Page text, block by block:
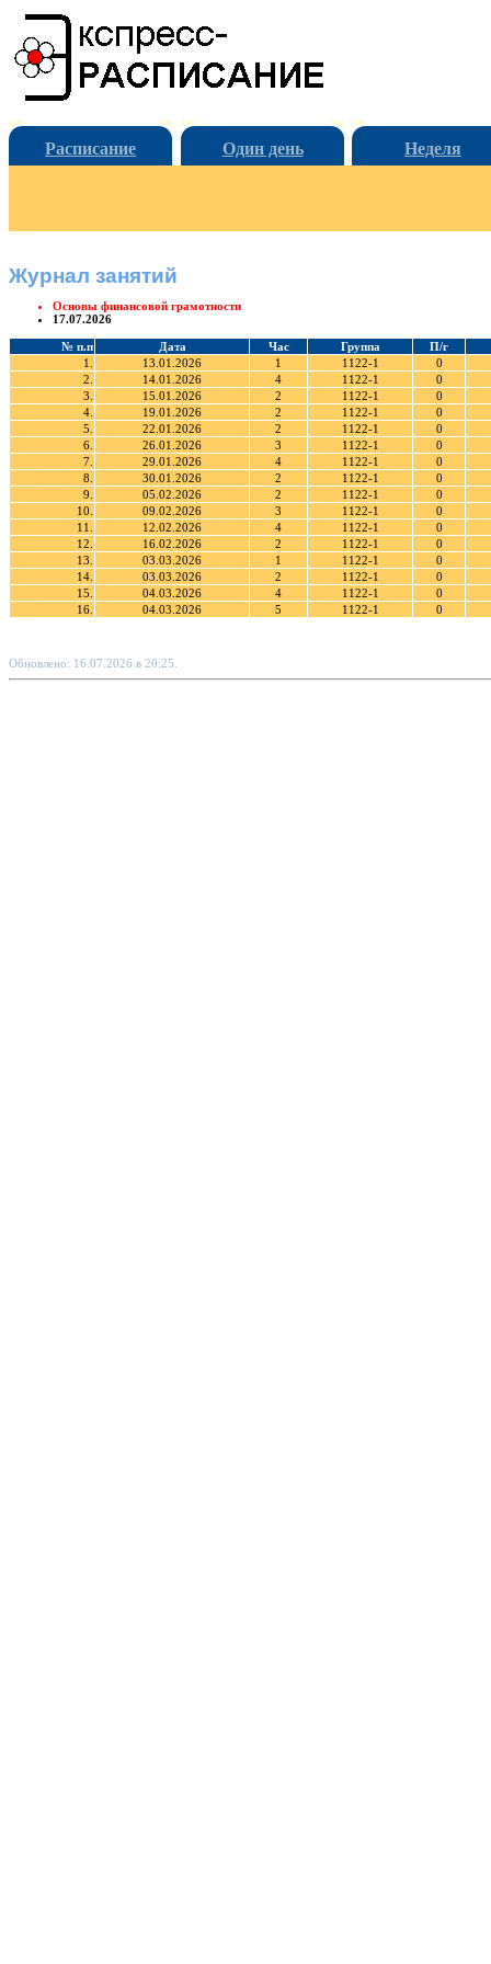
Расписание Один день Неделя
Журнал занятий
Основы финансовой грамотности
17.07.2026
№ п.п Дата Час Группа
П/г
1.
13.01.2026 1 1122-1
0
2.
14.01.2026 4 1122-1
0
3.
15.01.2026 2 1122-1
0
4.
19.01.2026 2 1122-1
0
5.
22.01.2026 2 1122-1
0
6.
26.01.2026 3 1122-1
0
7.
29.01.2026 4 1122-1
0
8.
30.01.2026 2 1122-1
0
9.
05.02.2026 2 1122-1
0
10.
09.02.2026 3 1122-1
0
11.
12.02.2026 4 1122-1
0
12.
16.02.2026 2 1122-1
0
13.
03.03.2026 1 1122-1
0
14.
03.03.2026 2 1122-1
0
15.
04.03.2026 4 1122-1
0
16.
04.03.2026 5 1122-1 0
Обновлено: 16.07.2026 в 20:25.